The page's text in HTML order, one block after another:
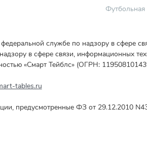
Футбольная
службе по надзору в сфере
в сфере связи, информационных
«Смарт Тейблс» (ОГРН:
tables.ru
предусмотренные ФЗ от 29.12.2010